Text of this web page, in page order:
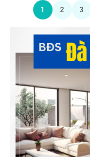
1 2 3